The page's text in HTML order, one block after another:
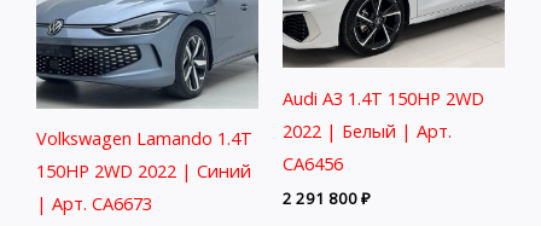
Volkswagen Lamando 1.4T
150HP 2WD 2022 | Синий
| Арт. CA6673
Audi A3 1.4T 150HP 2WD
2022 | Белый | Арт.
CA6456
2 291 800₽